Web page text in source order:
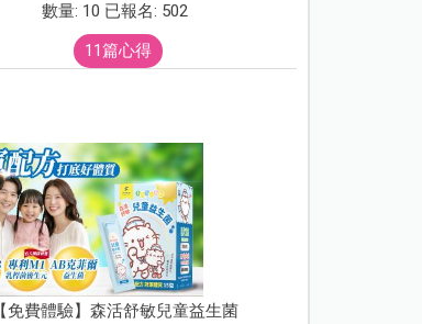
數量: 10 已報名: 502
11篇心得
【免費體驗】森活舒敏兒童益生菌